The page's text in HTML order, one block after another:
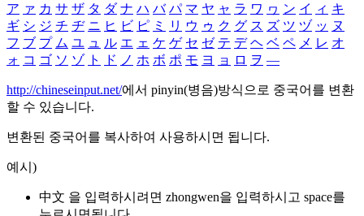
ア ァ カ サ ザ タ ダ ナ ハ バ パ マ ヤ ャ ラ ワ ヮ ン イ ィ キ
ギ シ ジ チ ヂ ニ ヒ ビ ピ ミ リ ウ ゥ ク グ ス ズ ツ ヅ ッ ヌ
フ ブ プ ム ユ ュ ル エ ェ ケ ゲ セ ゼ テ デ ヘ ベ ペ メ レ オ
ォ コ ゴ ソ ゾ ト ド ノ ホ ボ ポ モ ヨ ョ ロ ヲ ―
http://chineseinput.net/에서 pinyin(병음)방식으로 중국어를 변환
할 수 있습니다.
변환된 중국어를 복사하여 사용하시면 됩니다.
예시)
中文 을 입력하시려면 zhongwen을 입력하시고 space를